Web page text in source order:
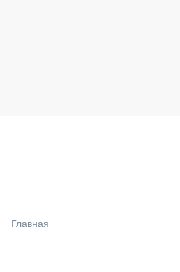
Главная